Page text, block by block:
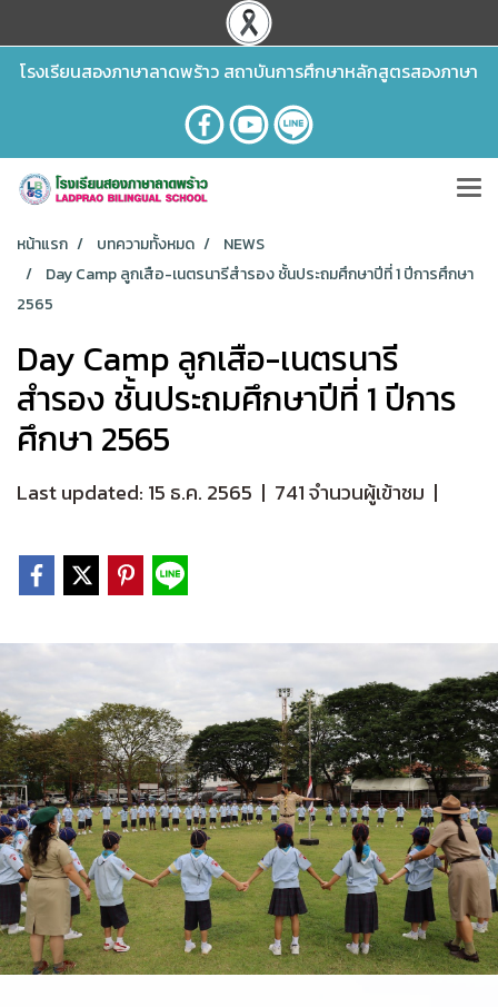
โรงเรียนสองภาษาลาดพร้าว สถาบันการศึกษาหลักสูตรสองภาษา
หน้าแรก บทความทั้งหมด
NEWS
Day Camp ลูกเสือ-เนตรนารีสำรอง ชั้นประถมศึกษาปีที่ 1 ปีการศึกษา
2565
Day Camp ลูกเสือ-เนตรนารี
สำรอง ชั้นประถมศึกษาปีที่ 1 ปีการ
ศึกษา 2565
Last updated: 15 ธ.ค. 2565 | 741 จำนวนผู้เข้าชม |